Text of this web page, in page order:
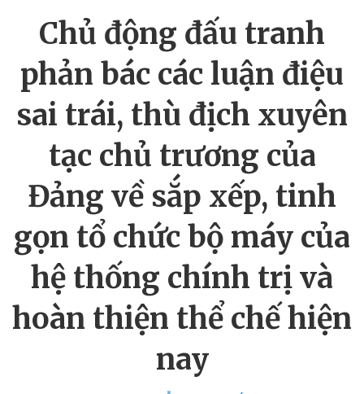
Chủ động đấu tranh
phản bác các luận điệu
sai trái, thù địch xuyên
tạc chủ trương của
Đảng về sắp xếp, tinh
gọn tổ chức bộ máy của
hệ thống chính trị và
hoàn thiện thể chế hiện
nay